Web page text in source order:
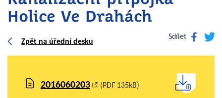
Holice Ve Drahách
Zpět na úřední desku
Sdílet Facebook
2016060203 (PDF 135kB)